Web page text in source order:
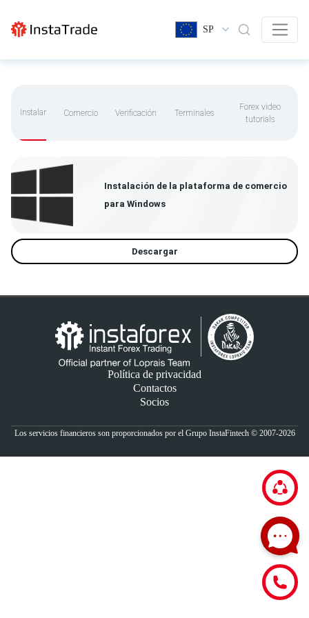
SP
Instalar Comercio Verificación Terminales
Forex video
tutorials
Instalación de la plataforma de comercio
para Windows
Descargar
Política de privacidad
Contactos
Socios
Los servicios financieros son proporcionados por el Grupo InstaFintech © 2007-2026